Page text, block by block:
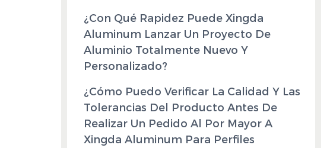
¿Con Qué Rapidez Puede Xingda
Aluminum Lanzar Un Proyecto De
Aluminio Totalmente Nuevo Y
Personalizado?
¿Cómo Puedo Verificar La Calidad Y Las
Tolerancias Del Producto Antes De
Realizar Un Pedido Al Por Mayor A
Xingda Aluminum Para Perfiles